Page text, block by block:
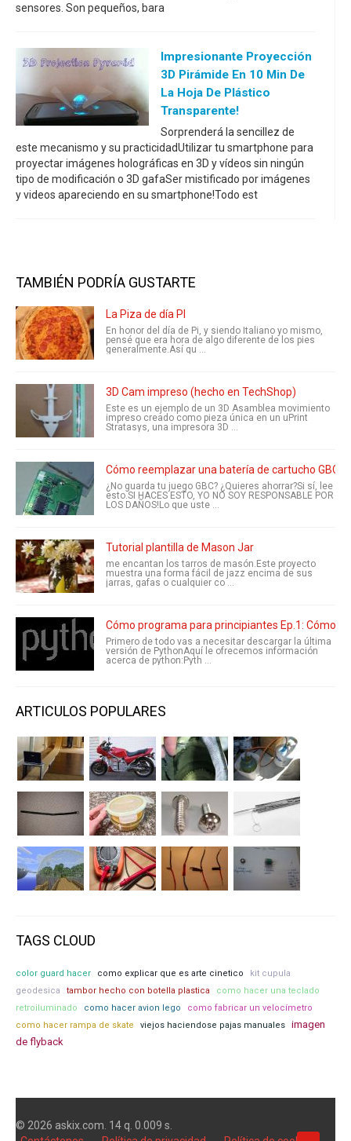
sensores. Son pequeños, bara
Impresionante Proyección
3D Pirámide En 10 Min De
La Hoja De Plástico
Transparente!
Sorprenderá la sencillez de
este mecanismo y su practicidadUtilizar tu smartphone para
proyectar imágenes holográficas en 3D y vídeos sin ningún
tipo de modificación o 3D gafaSer mistificado por imágenes
y videos apareciendo en su smartphone!Todo est
TAMBIÉN PODRÍA GUSTARTE
La Piza de día PI
En honor del día de Pi, y siendo Italiano yo mismo,
pensé que era hora de algo diferente de los pies
generalmente.Así qu ...
3D Cam impreso (hecho en TechShop)
Este es un ejemplo de un 3D Asamblea movimiento
impreso creado como pieza única en un uPrint
Stratasys, una impresora 3D ...
Cómo reemplazar una batería de cartucho GBC
¿No guarda tu juego GBC? ¿Quieres ahorrar?Si sí, lee
esto.SI HACES ESTO, YO NO SOY RESPONSABLE POR
LOS DAÑOS!Lo que uste ...
Tutorial plantilla de Mason Jar
me encantan los tarros de masón.Este proyecto
muestra una forma fácil de jazz encima de sus
jarras, gafas o cualquier co ...
Cómo programa para principiantes Ep.1: Cómo
Primero de todo vas a necesitar descargar la última
versión de PythonAquí le ofrecemos información
acerca de python:Pyth ...
ARTICULOS POPULARES
TAGS CLOUD
color guard hacer como explicar que es arte cinetico
kit cupula
geodesica
tambor hecho con botella plastica
como hacer una teclado
retroiluminado
como hacer avion lego
como fabricar un velocímetro
como hacer rampa de skate
viejos haciendose pajas manuales
imagen
de flyback
© 2026 askix.com. 14 q. 0.009 s.